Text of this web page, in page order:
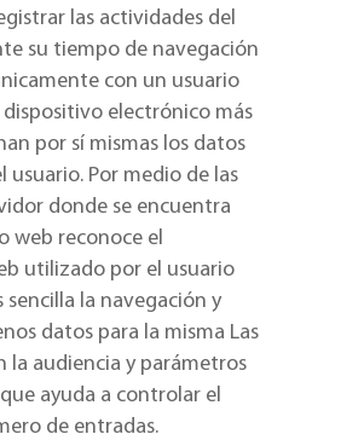
las actividades del
su tiempo de navegación
con un usuario
electrónico más
por sí mismas los datos
usuario. Por medio de las
donde se encuentra
web reconoce el
utilizado por el usuario
sencilla la navegación y
datos para la misma Las
la audiencia y parámetros
ayuda a controlar el
de entradas.